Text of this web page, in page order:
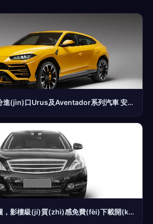
蘭博基尼召回部分進(jìn)口Urus及Aventador系列汽車 安全品質(zhì)再升級(jí)
白底汽車正面美圖，影樓級(jí)質(zhì)感免費(fèi)下載開(kāi)啟您的高清世界資源探索旅途